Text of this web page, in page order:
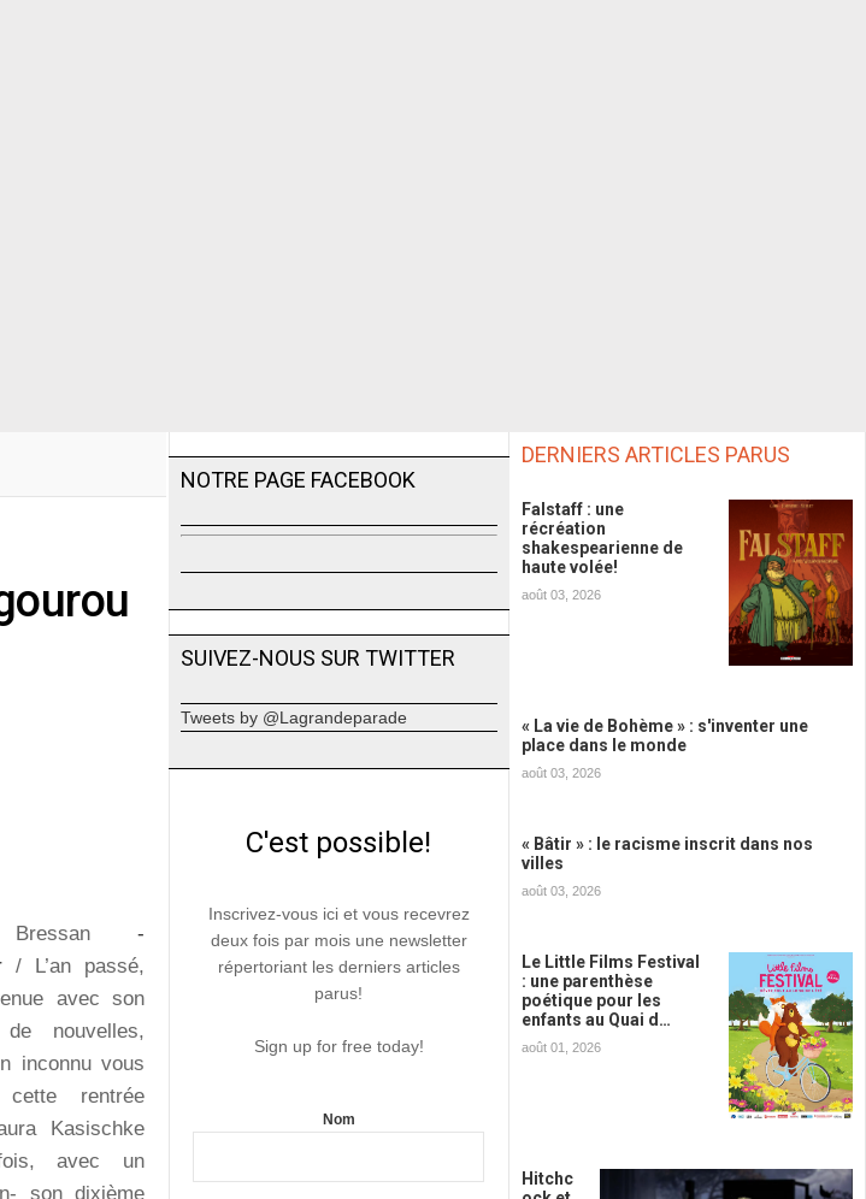
Bressan-
/ L’an passé,
avec son
nouvelles,
inconnu vous
rentrée
Kasischke
avec un
son dixième
NOTRE PAGE FACEBOOK
SUIVEZ-NOUS SUR TWITTER
Tweets by @Lagrandeparade
C'est possible!
Inscrivez-vous ici et vous recevrez
deux fois par mois une newsletter
répertoriant les derniers articles
parus!
Sign up for free today!
Nom
DERNIERS ARTICLES PARUS
Falstaff : une
récréation
shakespearienne de
haute volée!
août 03, 2026
« La vie de Bohème » : s'inventer une
place dans le monde
août 03, 2026
« Bâtir » : le racisme inscrit dans nos
villes
août 03, 2026
Le Little Films Festival
: une parenthèse
poétique pour les
enfants au Quai d…
août 01, 2026
Hitchc